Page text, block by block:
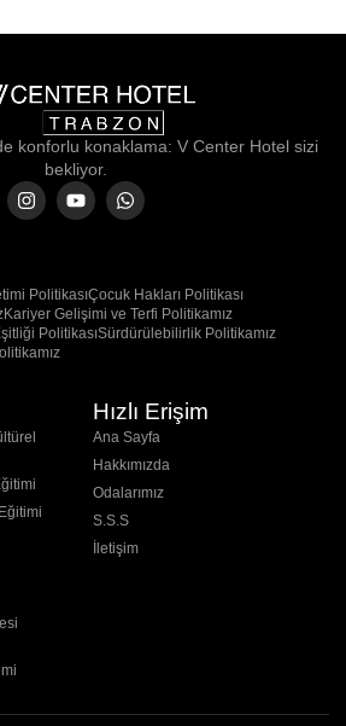
konforlu konaklama: V Center Hotel sizi
bekliyor.
PolitikasıÇocuk Hakları Politikası
Kariyer Gelişimi ve Terfi Politikamız
PolitikasıSürdürülebilirlik Politikamız
Hızlı Erişim
Ana Sayfa
Hakkımızda
Odalarımız
S.S.S
İletişim